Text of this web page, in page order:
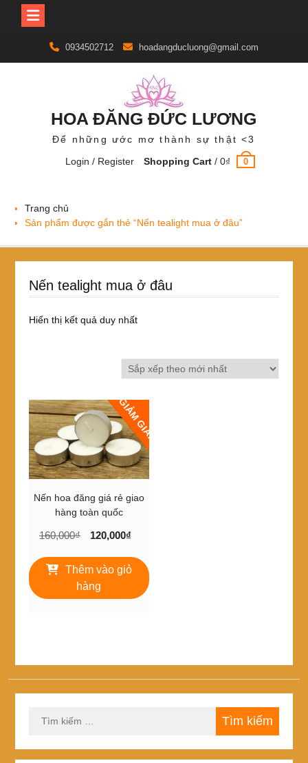
content
0934502712 hoadangducluong@gmail.com
HOA ĐĂNG ĐỨC LƯƠNG
Để những ước mơ thành sự thật <3
Login / Register
Shopping Cart /0₫ 0
Trang chủ
Sản phẩm được gắn thẻ “Nến tealight mua ở đâu”
Nến tealight mua ở đâu
Hiển thị kết quả duy nhất
GIẢM GIÁ!
Nến hoa đăng giá rẻ giao
hàng toàn quốc
160,000₫
Giá
là:
160,000₫.
120,000₫
tại
120,000₫.
Thêm vào giỏ
hàng
kiếm